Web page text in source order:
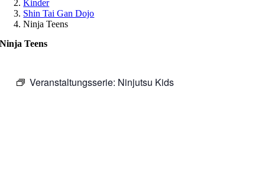
Kinder
Shin Tai Gan Dojo
Ninja Teens
Ninja Teens
Veranstaltungsserie: Ninjutsu Kids